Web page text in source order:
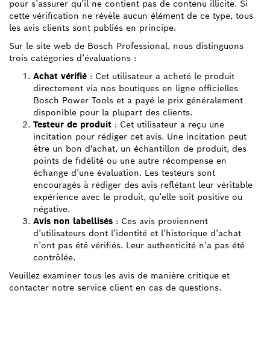
pour s’assurer qu’il ne contient pas de contenu illicite. Si
cette vérification ne révèle aucun élément de ce type, tous
les avis clients sont publiés en principe.
Sur le site web de Bosch Professional, nous distinguons
trois catégories d’évaluations :
Achat vérifié : Cet utilisateur a acheté le produit
directement via nos boutiques en ligne officielles
Bosch Power Tools et a payé le prix généralement
disponible pour la plupart des clients.
Testeur de produit : Cet utilisateur a reçu une
incitation pour rédiger cet avis. Une incitation peut
être un bon d'achat, un échantillon de produit, des
points de fidélité ou une autre récompense en
échange d’une évaluation. Les testeurs sont
encouragés à rédiger des avis reflétant leur véritable
expérience avec le produit, qu’elle soit positive ou
négative.
Avis non labellisés : Ces avis proviennent
d’utilisateurs dont l’identité et l’historique d’achat
n’ont pas été vérifiés. Leur authenticité n’a pas été
contrôlée.
Veuillez examiner tous les avis de manière critique et
contacter notre service client en cas de questions.